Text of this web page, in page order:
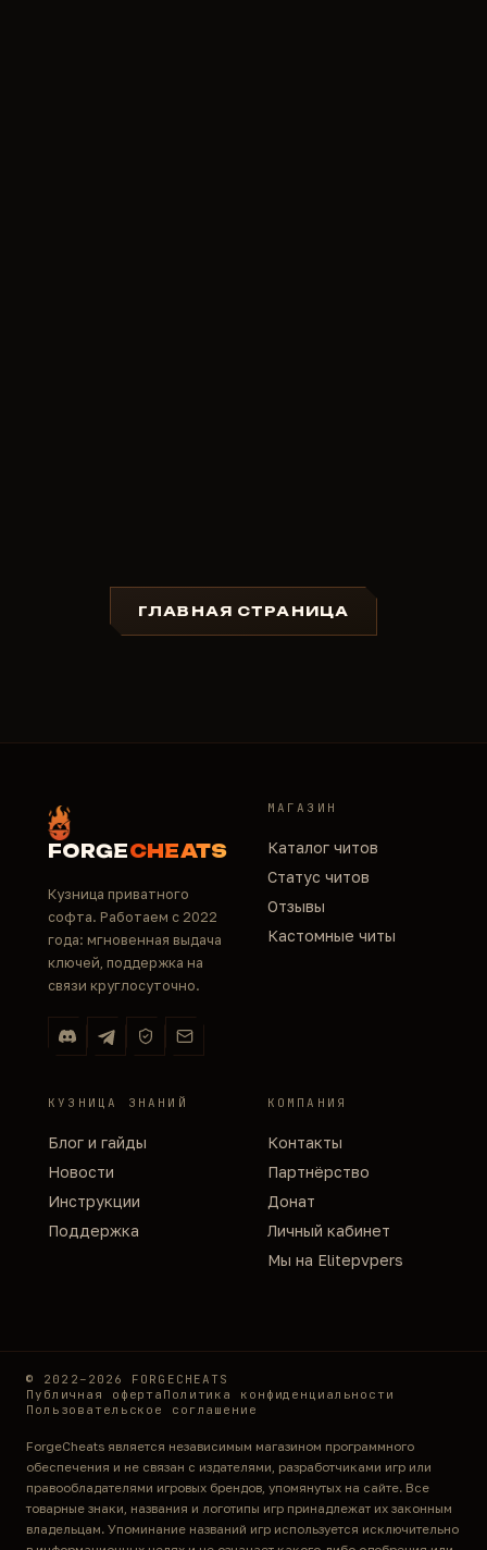
ГЛАВНАЯ СТРАНИЦА
FORGECHEATS
Кузница приватного
софта. Работаем с 2022
года: мгновенная выдача
ключей, поддержка на
связи круглосуточно.
МАГАЗИН
Каталог читов
Статус читов
Отзывы
Кастомные читы
КУЗНИЦА ЗНАНИЙ
Блог и гайды
Новости
Инструкции
Поддержка
КОМПАНИЯ
Контакты
Партнёрство
Донат
Личный кабинет
Мы на Elitepvpers
© 2022–2026 FORGECHEATS
Публичная оферта Политика конфиденциальности
Пользовательское соглашение
ForgeCheats является независимым магазином программного
обеспечения и не связан с издателями, разработчиками игр или
правообладателями игровых брендов, упомянутых на сайте. Все
товарные знаки, названия и логотипы игр принадлежат их законным
владельцам. Упоминание названий игр используется исключительно